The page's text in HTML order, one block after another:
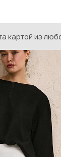
картой из